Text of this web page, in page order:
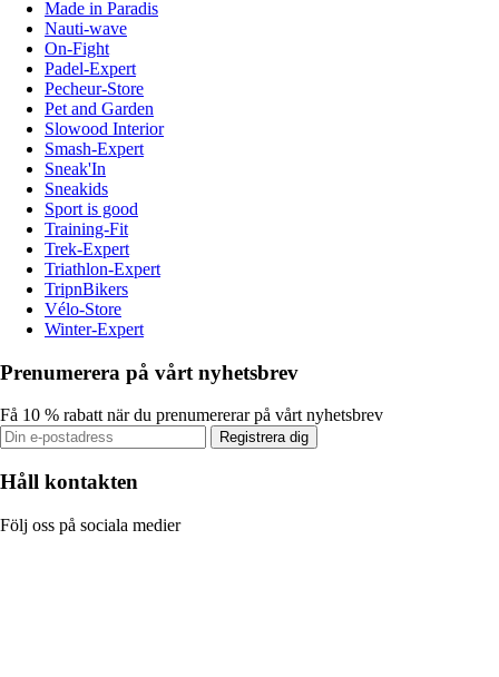
Made in Paradis
Nauti-wave
On-Fight
Padel-Expert
Pecheur-Store
Pet and Garden
Slowood Interior
Smash-Expert
Sneak'In
Sneakids
Sport is good
Training-Fit
Trek-Expert
Triathlon-Expert
TripnBikers
Vélo-Store
Winter-Expert
Prenumerera på vårt nyhetsbrev
Få 10 % rabatt när du prenumererar på vårt nyhetsbrev
Registrera dig
Håll kontakten
Följ oss på sociala medier